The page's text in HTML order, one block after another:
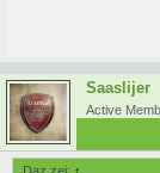
Saaslijer
Active